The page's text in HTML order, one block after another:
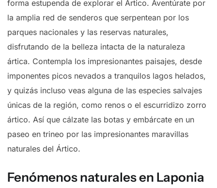
forma estupenda de explorar el Ártico. Aventúrate por
la amplia red de senderos que serpentean por los
parques nacionales y las reservas naturales,
disfrutando de la belleza intacta de la naturaleza
ártica. Contempla los impresionantes paisajes, desde
imponentes picos nevados a tranquilos lagos helados,
y quizás incluso veas alguna de las especies salvajes
únicas de la región, como renos o el escurridizo zorro
ártico. Así que cálzate las botas y embárcate en un
paseo en trineo por las impresionantes maravillas
naturales del Ártico.
Fenómenos naturales en Laponia